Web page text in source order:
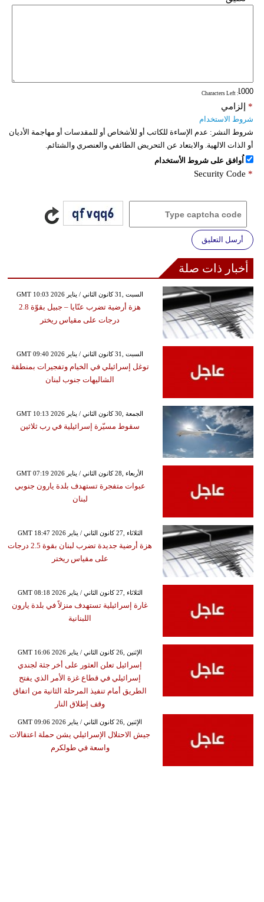
: Characters Left
إلزامي *
شروط الاستخدام
شروط النشر: عدم الإساءة للكاتب أو للأشخاص أو للمقدسات أو مهاجمة الأديان
أو الذات الالهية. والابتعاد عن التحريض الطائفي والعنصري والشتائم.
اُوافق على شروط الأستخدام
Security Code *
أرسل التعليق
أخبار ذات صلة
GMT 10:03 2026 السبت ,31 كانون الثاني / يناير
هزة أرضية تضرب عنّايا – جبيل بقوّة 2.8
درجات على مقياس ريختر
GMT 09:40 2026 السبت ,31 كانون الثاني / يناير
توغل إسرائيلي في الخيام وتفجيرات بمنطقة
الشاليهات جنوب لبنان
GMT 10:13 2026 الجمعة ,30 كانون الثاني / يناير
سقوط مسيّرة إسرائيلية في رب ثلاثين
GMT 07:19 2026 الأربعاء ,28 كانون الثاني / يناير
عبوات متفجرة تستهدف بلدة يارون جنوبي
لبنان
GMT 18:47 2026 الثلاثاء ,27 كانون الثاني / يناير
هزة أرضية جديدة تضرب لبنان بقوة 2.5 درجات
على مقياس ريختر
GMT 08:18 2026 الثلاثاء ,27 كانون الثاني / يناير
غارة إسرائيلية تستهدف منزلاً في بلدة يارون
اللبنانية
GMT 16:06 2026 الإثنين ,26 كانون الثاني / يناير
إسرائيل تعلن العثور على أخر جثة لجندي
إسرائيلي في قطاع غزة الأمر الذي يفتح
الطريق أمام تنفيذ المرحلة الثانية من اتفاق
وقف إطلاق النار
GMT 09:06 2026 الإثنين ,26 كانون الثاني / يناير
جيش الاحتلال الإسرائيلي يشن حملة اعتقالات
واسعة في طولكرم